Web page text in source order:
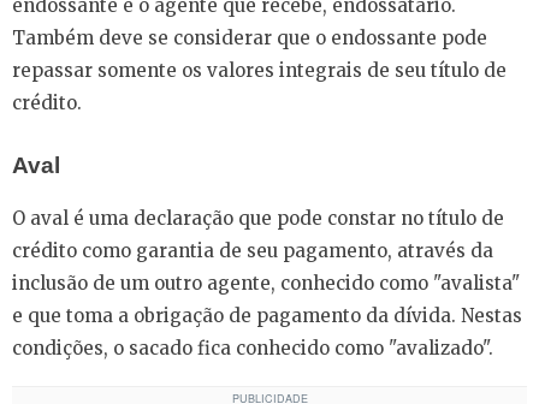
endossante e o agente que recebe, endossatário.
Também deve se considerar que o endossante pode
repassar somente os valores integrais de seu título de
crédito.
Aval
O aval é uma declaração que pode constar no título de
crédito como garantia de seu pagamento, através da
inclusão de um outro agente, conhecido como "avalista"
e que toma a obrigação de pagamento da dívida. Nestas
condições, o sacado fica conhecido como "avalizado".